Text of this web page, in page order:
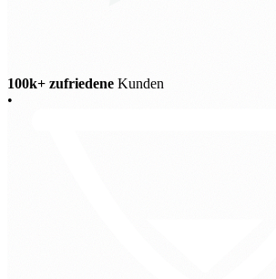
100k+ zufriedene Kunden
•